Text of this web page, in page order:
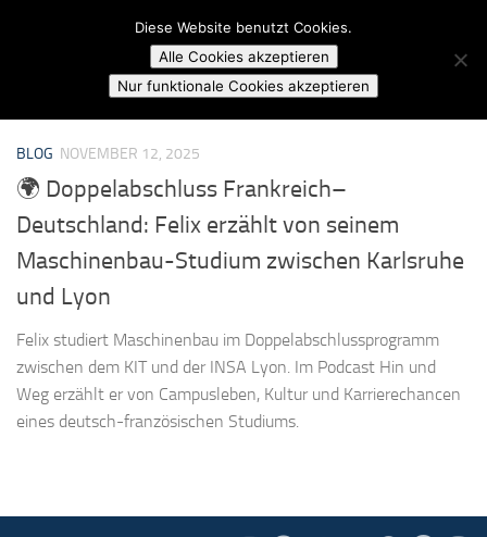
Skip to content
Campusradio Karlsruhe
MARKIERT:STUDIUM KARLSRUHE LYON
BLOG NOVEMBER 12, 2025
🌍 Doppelabschluss Frankreich–
Deutschland: Felix erzählt von seinem
Maschinenbau-Studium zwischen Karlsruhe
und Lyon
Felix studiert Maschinenbau im Doppelabschlussprogramm
zwischen dem KIT und der INSA Lyon. Im Podcast Hin und
Weg erzählt er von Campusleben, Kultur und Karrierechancen
eines deutsch-französischen Studiums.
Diese Website benutzt Cookies.
Alle Cookies akzeptieren
Nur funktionale Cookies akzeptieren